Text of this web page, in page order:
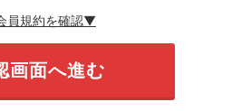
員規約を確認▼